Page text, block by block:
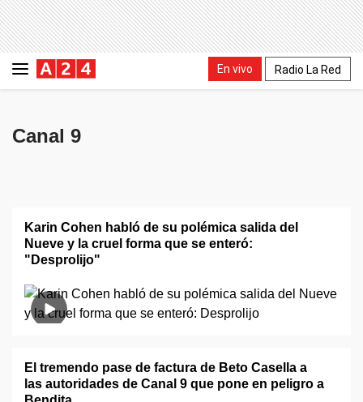
En vivo Radio La Red
Canal 9
Karin Cohen habló de su polémica salida del
Nueve y la cruel forma que se enteró:
"Desprolijo"
El tremendo pase de factura de Beto Casella a
las autoridades de Canal 9 que pone en peligro a